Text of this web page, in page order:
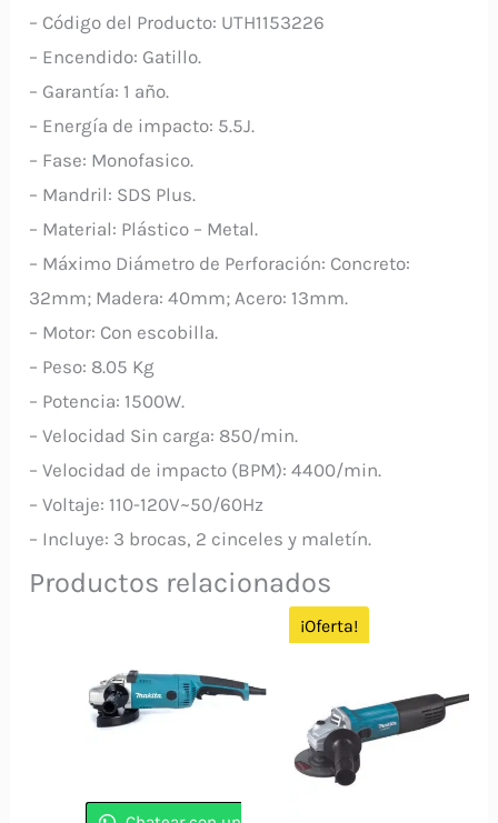
– Código del Producto: UTH1153226
– Encendido: Gatillo.
– Garantía: 1 año.
– Energía de impacto: 5.5J.
– Fase: Monofasico.
– Mandril: SDS Plus.
– Material: Plástico – Metal.
– Máximo Diámetro de Perforación: Concreto:
32mm; Madera: 40mm; Acero: 13mm.
– Motor: Con escobilla.
– Peso: 8.05 Kg
– Potencia: 1500W.
– Velocidad Sin carga: 850/min.
– Velocidad de impacto (BPM): 4400/min.
– Voltaje: 110-120V~50/60Hz
– Incluye: 3 brocas, 2 cinceles y maletín.
Productos relacionados
¡Oferta!